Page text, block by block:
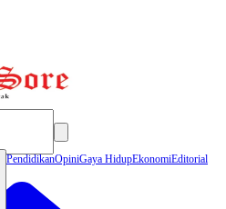
PendidikanOpiniGaya HidupEkonomiEditorial